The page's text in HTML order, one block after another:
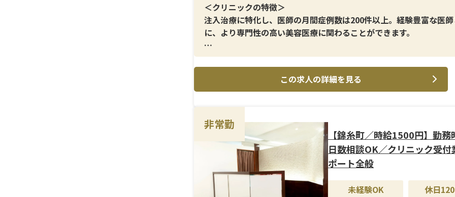
＜クリニックの特徴＞
注入治療に特化し、医師の月間症例数は200件以上。経験豊富な医
に、より専門性の高い美容医療に関わることができます。
＜メイン施術＞
ヒアルロン酸などの注入治療に特化しており、手技の違いや薬剤の特
ど、深い知識が求められる領域です。
＜研修制度＞
経験者に対しても丁寧な引き継ぎ・サポート体制あり。新しい薬剤や
に関する知識も随時アップデートされます。
賞与4ヶ月分（昨年実績）、報奨金支給あり。
この求人の詳細を見る
非常勤
【錦糸町／時給1500円】勤務
日数相談OK／クリニック受付
ポート全般
未経験OK
休日